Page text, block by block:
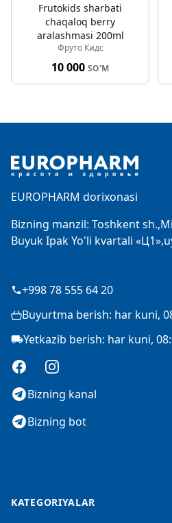
Frutokids sharbati
chaqaloq berry
aralashmasi 200ml
Фруто Кидс
10 000 SO'M
EUROPHARM dorixonasi
Bizning manzil: Toshkent
Buyuk Ipak Yo'li kvartali
+998 78 555 64 20
Buyurtma berish: har kuni,
Yetkazib berish: har kuni,
FacebookInstagram
Bizning kanal
Bizning bot
KATEGORIYALAR